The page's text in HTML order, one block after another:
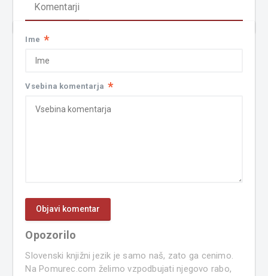
Komentarji
Ime *
Vsebina komentarja *
Opozorilo
Slovenski knjižni jezik je samo naš, zato ga cenimo.
Na Pomurec.com želimo vzpodbujati njegovo rabo,